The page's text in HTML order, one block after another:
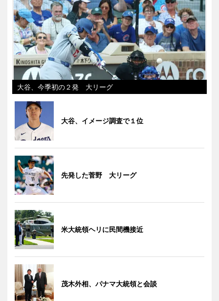
大谷、今季初の２発 大リーグ
大谷、イメージ調査で１位
先発した菅野 大リーグ
米大統領ヘリに民間機接近
茂木外相、パナマ大統領と会談